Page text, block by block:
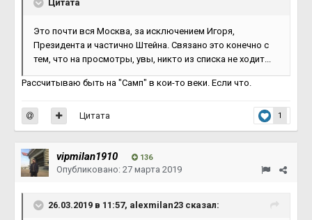
Цитата
Это почти вся Москва, за исключением Игоря,
Президента и частично Штейна. Связано это конечно с
тем, что на просмотры, увы, никто из списка не ходит...
Рассчитываю быть на "Самп" в кои-то веки. Если что.
1
Цитата
vipmilan1910 136
Опубликовано: 27 марта 2019
26.03.2019 в 11:57, alexmilan23 сказал: